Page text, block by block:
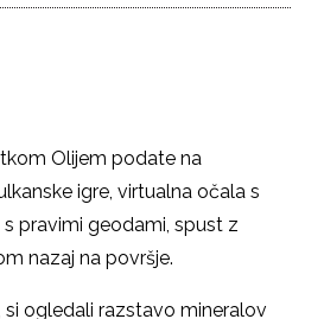
Olijem podate na
igre, virtualna očala s
pravimi geodami, spust z
nazaj na površje.
ogledali razstavo mineralov